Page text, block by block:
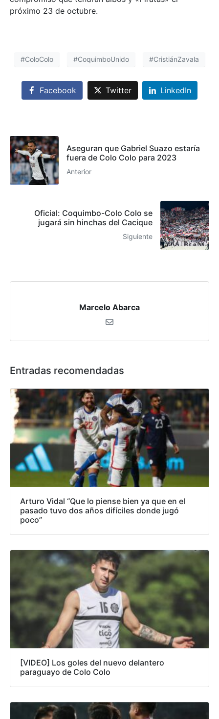
próximo 23 de octubre.
#ColoColo #CoquimboUnido #CristiánZavala
Facebook Twitter LinkedIn
Aseguran que Gabriel Suazo estaría
fuera de Colo Colo para 2023
Anterior
Oficial: Coquimbo-Colo Colo se
jugará sin hinchas del Cacique
Siguiente
Marcelo Abarca
Entradas recomendadas
Arturo Vidal “Que lo piense bien ya que en el
pasado tuvo dos años difíciles donde jugó
poco”
[VIDEO] Los goles del nuevo delantero
paraguayo de Colo Colo